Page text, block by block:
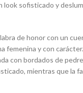
look sofisticado y
de honor con un
femenina y con
con bordados de
mientras que la